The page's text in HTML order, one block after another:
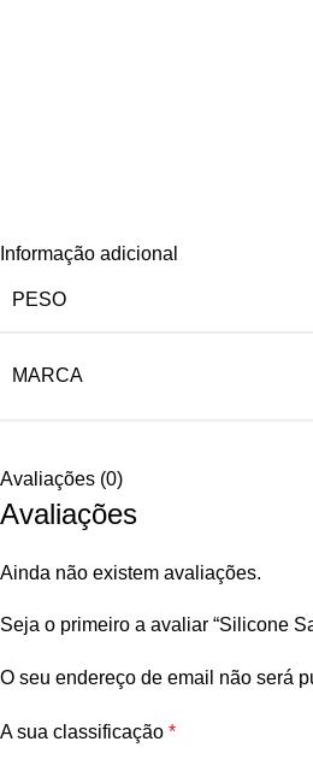
Informação adicional
PESO
MARCA
Avaliações (0)
Avaliações
Ainda não existem avaliações.
Seja o primeiro a avaliar “Silicone
O seu endereço de email não será
A sua classificação *